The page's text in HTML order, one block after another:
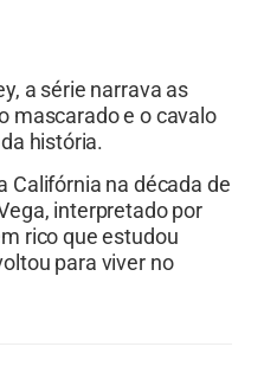
a série narrava as
mascarado e o cavalo
história.
Califórnia na década de
interpretado por
rico que estudou
para viver no